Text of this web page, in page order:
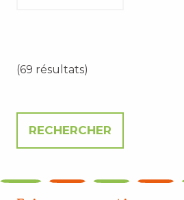
(69 résultats)